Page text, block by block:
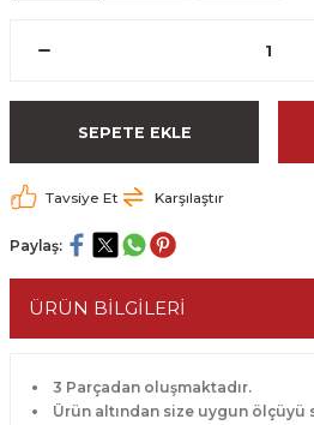
SEPETE EKLE
Tavsiye Et Karşılaştır
Paylaş:
ÜRÜN BİLGİLERİ
3 Parçadan oluşmaktadır.
Ürün altından size uygun